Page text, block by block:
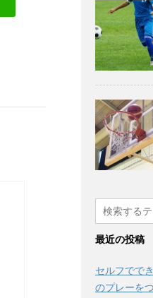
最近の投稿
セルフでで
のプレーを